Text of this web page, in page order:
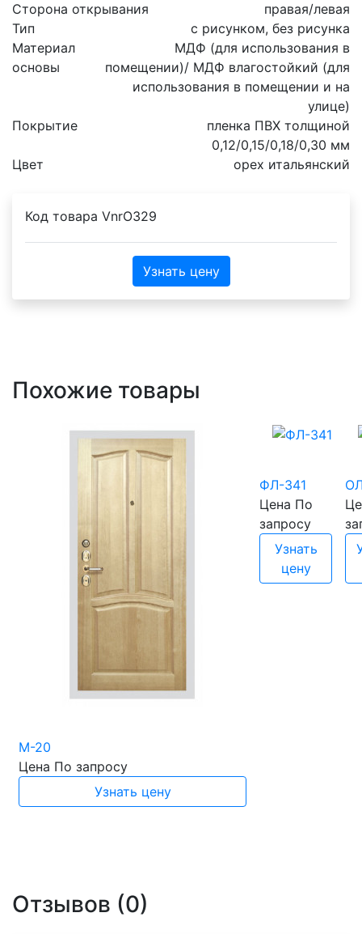
Сторона открывания
правая/левая
Тип
с рисунком, без рисунка
Материал
основы
МДФ (для использования в
помещении)/ МДФ влагостойкий (для
использования в помещении и на
улице)
Покрытие
пленка ПВХ толщиной
0,12/0,15/0,18/0,30 мм
Цвет
орех итальянский
Код товара VnrO329
Узнать цену
Похожие товары
М-20
Цена По запросу
Узнать цену
ФЛ-341
Цена По
запросу
Узнать
цену
Отзывов (0)